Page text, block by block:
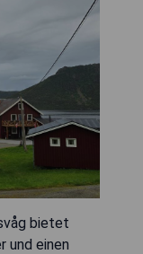
bietet
und einen